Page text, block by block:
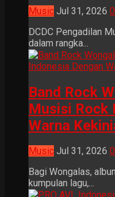
Music Jul 31, 2026 0
DCDC Pengadilan
dalam rangka...
Band Rock
Musisi Rock
Warna
Music Jul 31, 2026 0
Bagi Wongalas,
kumpulan lagu,...